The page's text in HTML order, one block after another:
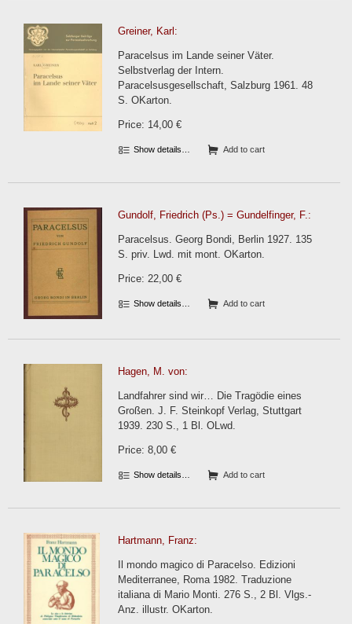
Greiner, Karl:
Paracelsus im Lande seiner Väter.
Selbstverlag der Intern.
Paracelsusgesellschaft, Salzburg 1961. 48
S. OKarton.
Price: 14,00 €
Show details… Add to cart
Gundolf, Friedrich (Ps.) = Gundelfinger, F.:
Paracelsus. Georg Bondi, Berlin 1927. 135
S. priv. Lwd. mit mont. OKarton.
Price: 22,00 €
Show details… Add to cart
Hagen, M. von:
Landfahrer sind wir… Die Tragödie eines
Großen. J. F. Steinkopf Verlag, Stuttgart
1939. 230 S., 1 Bl. OLwd.
Price: 8,00 €
Show details… Add to cart
Hartmann, Franz:
Il mondo magico di Paracelso. Edizioni
Mediterranee, Roma 1982. Traduzione
italiana di Mario Monti. 276 S., 2 Bl. Vlgs.-
Anz. illustr. OKarton.